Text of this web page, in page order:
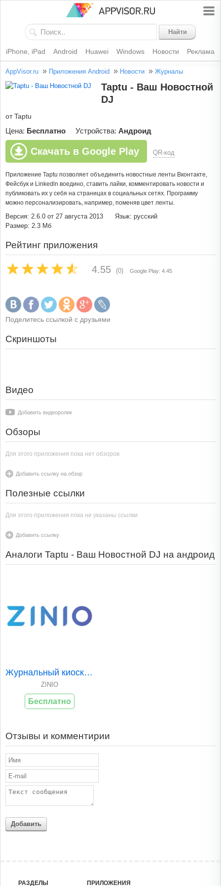
Найти
iPhone, iPad Android Huawei Windows Новости Реклама
AppVisor.ru » Приложения Android » Новости » Журналы
Taptu - Ваш Новостной
DJ
от Taptu
Цена: Бесплатно Устройства: Андроид
Скачать в Google Play QR-код
Приложение Taptu позволяет объединить новостные ленты Вконтакте,
Фейсбук и Linkedln воедино, ставить лайки, комментировать новости и
публиковать их у себя на страницах в социальных сетях. Программу
можно персонализировать, например, поменяв цвет ленты.
Версия: 2.6.0 от 27 августа 2013
Язык: русский
Размер: 2.3 Мб
Рейтинг приложения
4.55 (0) Google Play: 4.45
Поделитесь ссылкой с друзьями
Скриншоты
Видео
Добавить видеоролик
Обзоры
Для этого приложения пока нет обзоров
Добавить ссылку на обзор
Полезные ссылки
Для этого приложения пока не указаны ссылки
Добавить ссылку
Аналоги Taptu - Ваш Новостной DJ на андроид
Журнальный киоск Z..
ZINIO
Бесплатно
Отзывы и комментирии
Добавить
РАЗДЕЛЫ ПРИЛОЖЕНИЯ